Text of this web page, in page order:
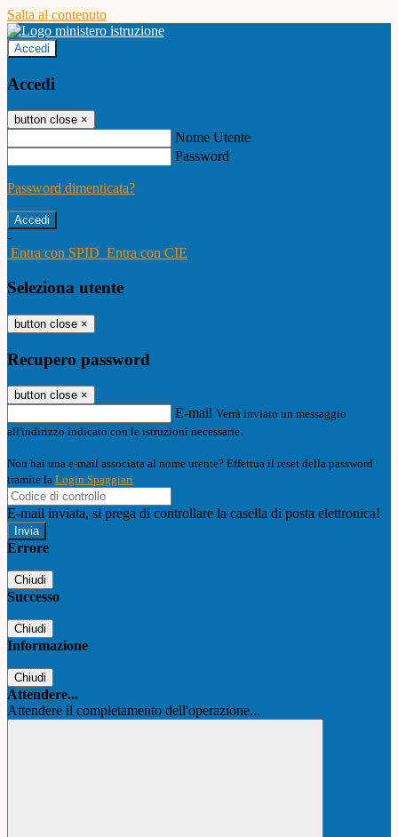
Salta al contenuto
Accedi
Accedi
button close ×
Nome Utente
Password
Password dimenticata?
-
Entra con SPID Entra con CIE
Seleziona utente
button close ×
Recupero password
button close ×
E-mail Verrà inviato un messaggio
all'indirizzo indicato con le istruzioni necessarie.
Non hai una e-mail associata al nome utente? Effettua il reset della password
tramite la Login Spaggiari
E-mail inviata, si prega di controllare la casella di posta elettronica!
Errore
Chiudi
Successo
Chiudi
Informazione
Chiudi
Attendere...
Attendere il completamento dell'operazione...